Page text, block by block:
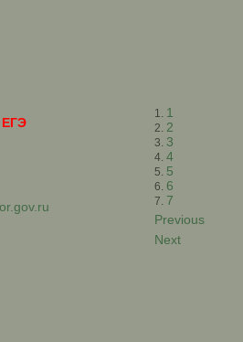
ЕГЭ
1
2
3
4
5
6
7
Previous
Next